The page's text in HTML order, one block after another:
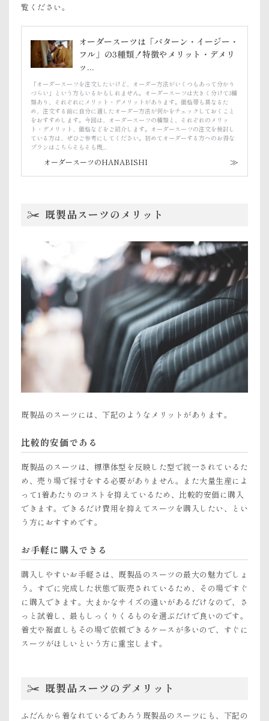
覧ください。
オーダースーツは「パターン・イージー・
フル」の3種類！特徴やメリット・デメリ
ッ...
「オーダースーツを注文したいけど、オーダー方法がいくつもあって分かり
づらい」という方もいるかもしれません。オーダースーツは大きく分けて3種
類あり、それぞれにメリット・デメリットがあります。価格帯も異なるた
め、注文する前に自分に適したオーダー方法が何かをチェックしておくこと
をおすすめします。今回は、オーダースーツの種類と、それぞれのメリッ
ト・デメリット、価格などをご紹介します。オーダースーツの注文を検討し
ている方は、ぜひご参考にしてください。初めてオーダーする方へのお得な
プランはこちらそもそも既...
オーダースーツのHANABISHI
既製品スーツのメリット
既製品のスーツには、下記のようなメリットがあります。
比較的安価である
既製品のスーツは、標準体型を反映した型で統一されているた
め、売り場で採寸をする必要がありません。また大量生産によ
って1着あたりのコストを抑えているため、比較的安価に購入
できます。できるだけ費用を抑えてスーツを購入したい、とい
う方におすすめです。
お手軽に購入できる
購入しやすいお手軽さは、既製品のスーツの最大の魅力でしょ
う。すでに完成した状態で販売されているため、その場ですぐ
に購入できます。大まかなサイズの違いがあるだけなので、さ
っと試着し、最もしっくりくるものを選ぶだけで良いのです。
着丈や裾直しもその場で依頼できるケースが多いので、すぐに
スーツがほしいという方に重宝します。
既製品スーツのデメリット
ふだんから着なれているであろう既製品のスーツにも、下記の